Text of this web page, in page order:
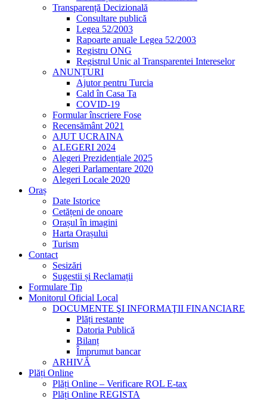
Transparență Decizională
Consultare publică
Legea 52/2003
Rapoarte anuale Legea 52/2003
Registru ONG
Registrul Unic al Transparentei Intereselor
ANUNȚURI
Ajutor pentru Turcia
Cald în Casa Ta
COVID-19
Formular înscriere Fose
Recensământ 2021
AJUT UCRAINA
ALEGERI 2024
Alegeri Prezidențiale 2025
Alegeri Parlamentare 2020
Alegeri Locale 2020
Oraș
Date Istorice
Cetățeni de onoare
Orașul în imagini
Harta Orașului
Turism
Contact
Sesizări
Sugestii și Reclamații
Formulare Tip
Monitorul Oficial Local
DOCUMENTE ŞI INFORMAŢII FINANCIARE
Plăți restante
Datoria Publică
Bilanț
Împrumut bancar
ARHIVĂ
Plăți Online
Plăți Online – Verificare ROL E-tax
Plăți Online REGISTA